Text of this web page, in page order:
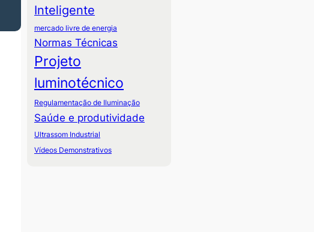
Inteligente
mercado livre de energia
Normas Técnicas
Projeto
luminotécnico
Regulamentação de Iluminação
Saúde e produtividade
Ultrassom Industrial
Vídeos Demonstrativos